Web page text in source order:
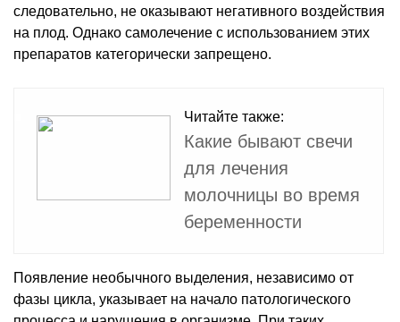
следовательно, не оказывают негативного воздействия
на плод. Однако самолечение с использованием этих
препаратов категорически запрещено.
Читайте также:
Какие бывают свечи
для лечения
молочницы во время
беременности
Появление необычного выделения, независимо от
фазы цикла, указывает на начало патологического